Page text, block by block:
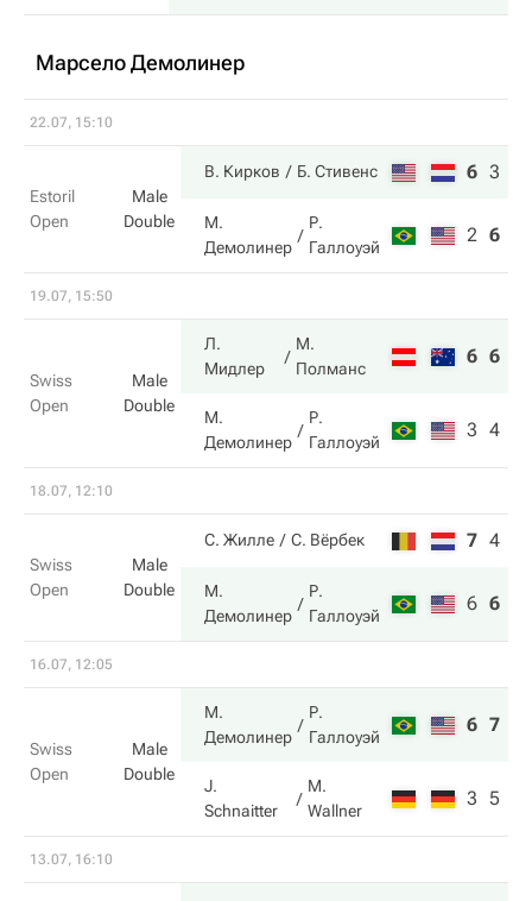
Марсело Демолинер
22.07, 15:10
Estoril
Open
Male
Double
В. Кирков Б. Стивенс 6 3
М.
Демолинер
Р.
Галлоуэй
2 6
19.07, 15:50
Swiss
Open
Male
Double
Л.
Мидлер
М.
Полманс
6 6
М.
Демолинер
Р.
Галлоуэй
3 4
18.07, 12:10
Swiss
Open
Male
Double
С. Жилле С. Вёрбек 7 4
М.
Демолинер
Р.
Галлоуэй
6 6
16.07, 12:05
Swiss
Open
Male
Double
М.
Демолинер
Р.
Галлоуэй
6 7
J.
Schnaitter
M.
Wallner
3 5
13.07, 16:10